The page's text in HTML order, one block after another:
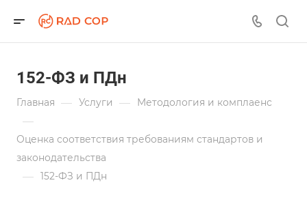
152-ФЗ и ПДн
Главная — Услуги — Методология и комплаенс
—
Оценка соответствия требованиям стандартов и
законодательства
— 152-ФЗ и ПДн